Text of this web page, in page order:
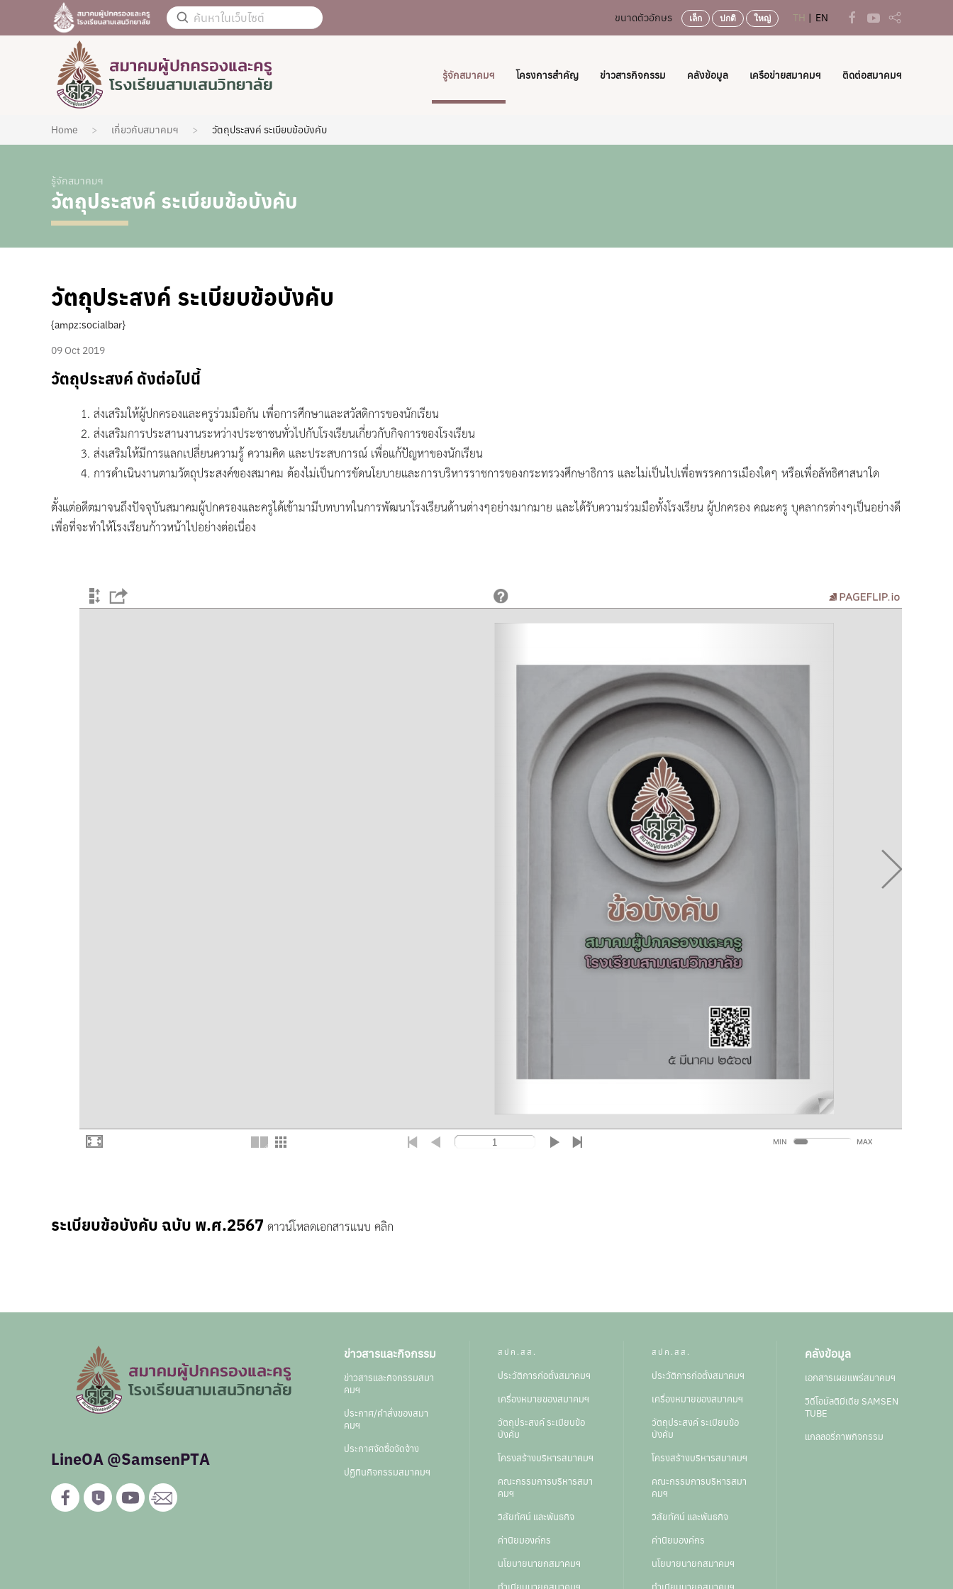
ขนาดตัวอักษร เล็ก ปกติ ใหญ่ TH EN
รู้จักสมาคมฯ โครงการสำคัญ ข่าวสารกิจกรรม คลังข้อมูล เครือข่ายสมาคมฯ ติดต่อสมาคมฯ
Home เกี่ยวกับสมาคมฯ วัตถุประสงค์ ระเบียบข้อบังคับ
รู้จักสมาคมฯ
วัตถุประสงค์ ระเบียบข้อบังคับ
วัตถุประสงค์ ระเบียบข้อบังคับ
{ampz:socialbar}
09 Oct 2019
วัตถุประสงค์ ดังต่อไปนี้
ส่งเสริมให้ผู้ปกครองและครูร่วมมือกัน เพื่อการศึกษาและสวัสดิการของนักเรียน
ส่งเสริมการประสานงานระหว่างประชาชนทั่วไปกับโรงเรียนเกี่ยวกับกิจการของโรงเรียน
ส่งเสริมให้มีการแลกเปลี่ยนความรู้ ความคิด และประสบการณ์ เพื่อแก้ปัญหาของนักเรียน
การดำเนินงานตามวัตถุประสงค์ของสมาคม ต้องไม่เป็นการขัดนโยบายและการบริหารราชการของกระทรวงศึกษาธิการ และไม่เป็นไปเพื่อพรรคการเมืองใดๆ หรือเพื่อลัทธิศาสนาใด
ตั้งแต่อดีตมาจนถึงปัจจุบันสมาคมผู้ปกครองและครูได้เข้ามามีบทบาทในการพัฒนาโรงเรียนด้านต่างๆอย่างมากมาย และได้รับความร่วมมือทั้งโรงเรียน ผู้ปกครอง คณะครู บุคลากรต่างๆเป็นอย่างดี
เพื่อที่จะทำให้โรงเรียนก้าวหน้าไปอย่างต่อเนื่อง
ระเบียบข้อบังคับ ฉบับ พ.ศ.2567 ดาวน์โหลดเอกสารแนบ คลิก
LineOA @SamsenPTA
ข่าวสารและกิจกรรม
ข่าวสารและกิจกรรมสมา
คมฯ
ประกาศ/คำสั่งของสมา
คมฯ
ประกาศจัดซื้อจัดจ้าง
ปฏิทินกิจกรรมสมาคมฯ
สปค.สส.
ประวัติการก่อตั้งสมาคมฯ
เครื่องหมายของสมาคมฯ
วัตถุประสงค์ ระเบียบข้อ
บังคับ
โครงสร้างบริหารสมาคมฯ
คณะกรรมการบริหารสมา
คมฯ
วิสัยทัศน์ และพันธกิจ
ค่านิยมองค์กร
นโยบายนายกสมาคมฯ
สปค.สส.
ประวัติการก่อตั้งสมาคมฯ
เครื่องหมายของสมาคมฯ
วัตถุประสงค์ ระเบียบข้อ
บังคับ
โครงสร้างบริหารสมาคมฯ
คณะกรรมการบริหารสมา
คมฯ
วิสัยทัศน์ และพันธกิจ
ค่านิยมองค์กร
นโยบายนายกสมาคมฯ
คลังข้อมูล
เอกสารเผยแพร่สมาคมฯ
วิดีโอมัลติมีเดีย SAMSEN
TUBE
แกลลอรี่ภาพกิจกรรม